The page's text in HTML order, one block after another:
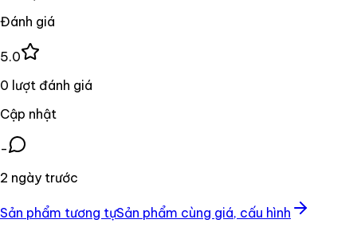
Đánh giá
5.0
0 lượt đánh giá
Cập nhật
-
2 ngày trước
Sản phẩm tương tựSản phẩm cùng giá, cấu hình